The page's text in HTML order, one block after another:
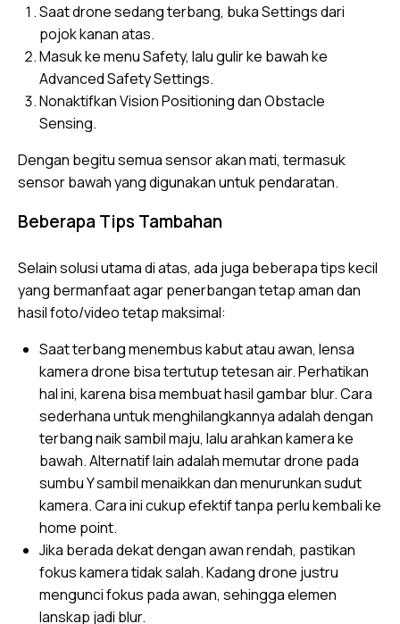
Saat drone sedang terbang, buka Settings dari
pojok kanan atas.
Masuk ke menu Safety, lalu gulir ke bawah ke
Advanced Safety Settings.
Nonaktifkan Vision Positioning dan Obstacle
Sensing.
Dengan begitu semua sensor akan mati, termasuk
sensor bawah yang digunakan untuk pendaratan.
Beberapa Tips Tambahan
Selain solusi utama di atas, ada juga beberapa tips kecil
yang bermanfaat agar penerbangan tetap aman dan
hasil foto/video tetap maksimal:
Saat terbang menembus kabut atau awan, lensa
kamera drone bisa tertutup tetesan air. Perhatikan
hal ini, karena bisa membuat hasil gambar blur. Cara
sederhana untuk menghilangkannya adalah dengan
terbang naik sambil maju, lalu arahkan kamera ke
bawah. Alternatif lain adalah memutar drone pada
sumbu Y sambil menaikkan dan menurunkan sudut
kamera. Cara ini cukup efektif tanpa perlu kembali ke
home point.
Jika berada dekat dengan awan rendah, pastikan
fokus kamera tidak salah. Kadang drone justru
mengunci fokus pada awan, sehingga elemen
lanskap jadi blur.